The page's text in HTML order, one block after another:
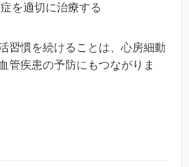
を適切に治療する
習慣を続けることは、心房細動
管疾患の予防にもつながりま